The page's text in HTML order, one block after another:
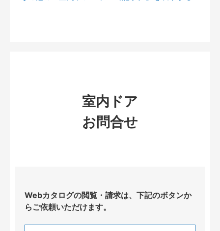
室内ドア
お問合せ
Webカタログの閲覧・請求は、下記のボタンか
らご依頼いただけます。